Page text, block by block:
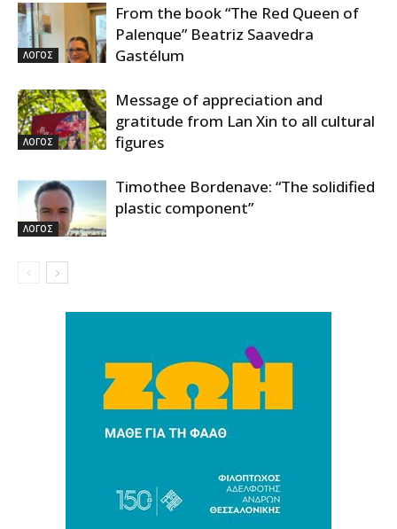
ΛΟΓΟΣ
From the book “The Red Queen of
Palenque” Beatriz Saavedra
Gastélum
ΛΟΓΟΣ
Message of appreciation and
gratitude from Lan Xin to all cultural
figures
ΛΟΓΟΣ
Timothee Bordenave: “The solidified
plastic component”